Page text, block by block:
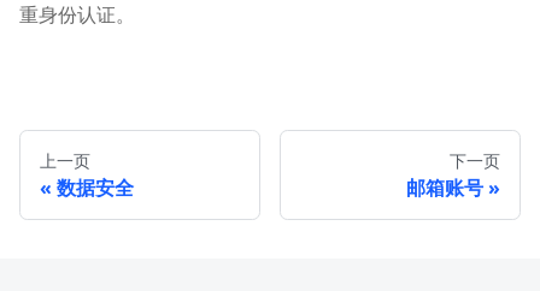
重身份认证。
上一页
数据安全
下一页
邮箱账号